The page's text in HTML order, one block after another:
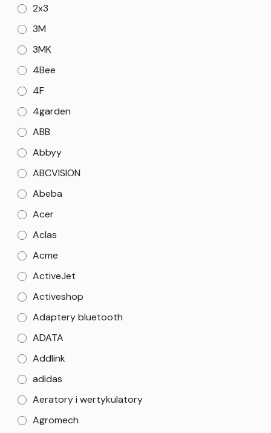
2x3
3M
3MK
4Bee
4F
4garden
ABB
Abbyy
ABCVISION
Abeba
Acer
Aclas
Acme
ActiveJet
Activeshop
Adaptery bluetooth
ADATA
Addlink
adidas
Aeratory i wertykulatory
Agromech